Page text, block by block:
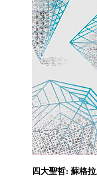
四大聖哲: 蘇格